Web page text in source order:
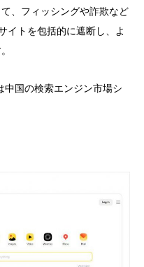
、フィッシングや詐欺など
イトを包括的に遮断し、よ
国の検索エンジン市場シ